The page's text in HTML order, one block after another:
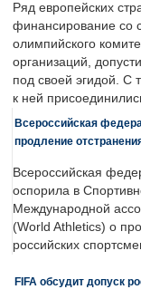
Ряд европейских
финансирование со
олимпийского
организаций,
под своей эгидой. С
к ней
Всероссийская
продление
Всероссийская
оспорила в
Международной
(World Athletics) о
российских
FIFA обсудит допуск